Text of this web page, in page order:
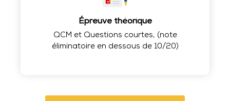
Épreuve théorique
QCM et Questions courtes, (note
éliminatoire en dessous de 10/20)